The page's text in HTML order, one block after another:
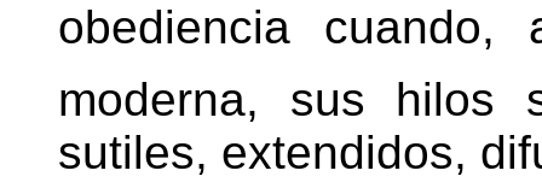
obediencia
moderna, sus hilos
sutiles, extendidos,